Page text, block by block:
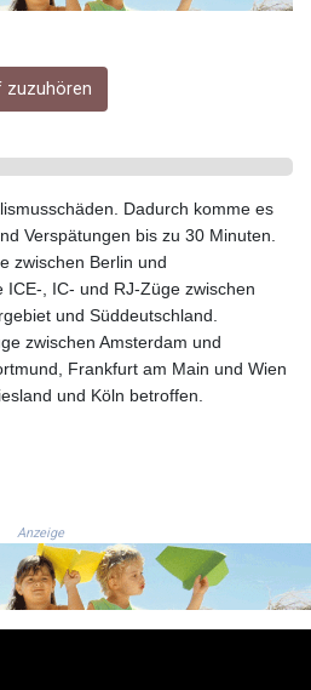
GGP 0.857252
GIP 0.857252
GMD 84.980421
GNF
HNL 30.895616
HTG 150.718127
IRR
1590322.371805
ISK 142.598215
zuzuhören
Dadurch komme es
Verspätungen bis zu 30 Minuten.
zwischen Berlin und
ICE-, IC- und RJ-Züge zwischen
und Süddeutschland.
zwischen Amsterdam und
Frankfurt am Main und Wien
und Köln betroffen.
Anzeige